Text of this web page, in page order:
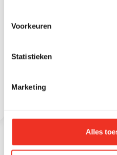
Voorkeuren
Statistieken
Marketing
Alles
25 - 45 jaar